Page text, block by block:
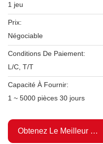
1 jeu
Prix:
Négociable
Conditions De Paiement:
L/C, T/T
Capacité À Fournir:
1 ~ 5000 pièces 30 jours
Obtenez Le Meilleur Prix